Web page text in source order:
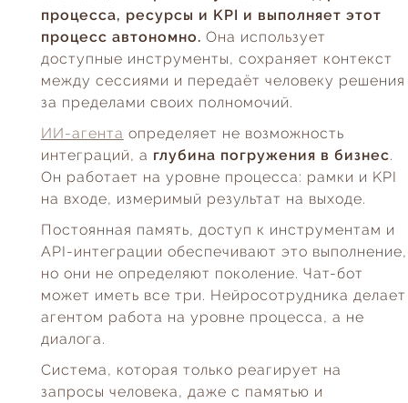
процесса, ресурсы и KPI и выполняет этот
процесс автономно. Она использует
доступные инструменты, сохраняет контекст
между сессиями и передаёт человеку решения
за пределами своих полномочий.
ИИ-агента определяет не возможность
интеграций, а глубина погружения в бизнес.
Он работает на уровне процесса: рамки и KPI
на входе, измеримый результат на выходе.
Постоянная память, доступ к инструментам и
API-интеграции обеспечивают это выполнение,
но они не определяют поколение. Чат-бот
может иметь все три. Нейросотрудника делает
агентом работа на уровне процесса, а не
диалога.
Система, которая только реагирует на
запросы человека, даже с памятью и